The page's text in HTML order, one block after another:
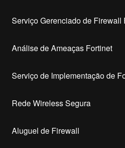
Serviço Gerenciado de Firewall
Análise de Ameaças Fortinet
Serviço de Implementação de
Rede Wireless Segura
Aluguel de Firewall